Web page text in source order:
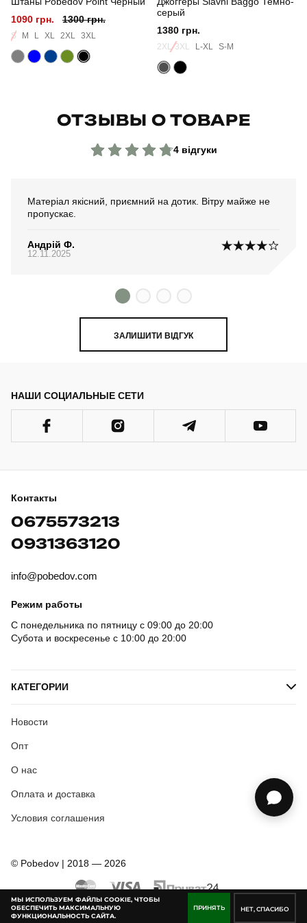
МЫ ИСПОЛЬЗУЕМ ФАЙЛЫ COOKIE, ЧТОБЫ
ОБЕСПЕЧИТЬ МАКСИМАЛЬНУЮ
ФУНКЦИОНАЛЬНОСТЬ САЙТА.
ПРИНЯТЬ НЕТ, СПАСИБО
1090 грн.
1300 грн.
S M L XL 2XL 3XL
серый
1380 грн.
2XL-3XL L-XL S-M
ОТЗЫВЫ О ТОВАРЕ
4 відгуки
Матеріал якісний, приємний на дотик. Вітру майже не
пропускає.
Андрій Ф.
12.11.2025
ЗАЛИШИТИ ВІДГУК
НАШИ СОЦИАЛЬНЫЕ СЕТИ
Контакты
0675573213
0931363120
info@pobedov.com
Режим работы
С понедельника по пятницу с 09:00 до 20:00
Субота и воскресенье с 10:00 до 20:00
КАТЕГОРИИ
Новости
Опт
О нас
Оплата и доставка
Условия соглашения
© Pobedov | 2018 — 2026